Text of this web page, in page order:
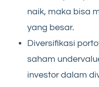
naik, maka bisa
yang besar.
Diversifikasi
saham
investor dalam